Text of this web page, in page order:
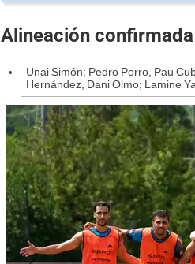
Alineación
Unai Simón; Pedro Porro, Pau
Hernández, Dani Olmo; Lamine